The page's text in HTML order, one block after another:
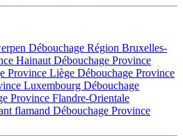
Débouchage Région Bruxelles-
Hainaut Débouchage Province
Province Liège Débouchage Province
Luxembourg Débouchage
Province Flandre-Orientale
flamand Débouchage Province